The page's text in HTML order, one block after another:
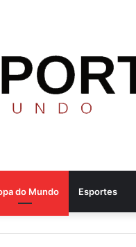
do Mundo Esportes